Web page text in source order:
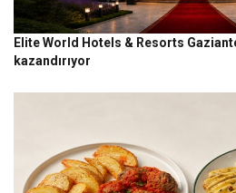
Elite World Hotels & Resorts
kazandırıyor